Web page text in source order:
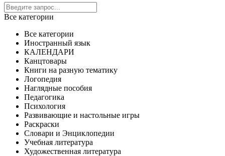
Все категории
Все категории
Иностранный язык
КАЛЕНДАРИ
Канцтовары
Книги на разную тематику
Логопедия
Наглядные пособия
Педагогика
Психология
Развивающие и настольные игры
Раскраски
Словари и Энциклопедии
Учебная литература
Художественная литература